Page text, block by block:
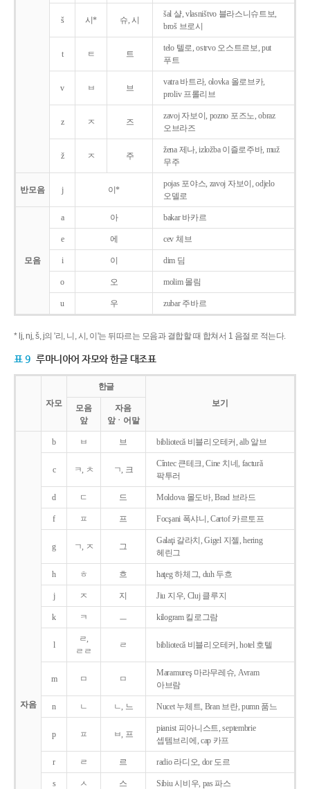
š 시* 슈, 시
šal 샬, vlasništvo 블라스니슈트보,
broš 브로시
t ㅌ 트
telo 텔로, ostrvo 오스트르보, put
푸트
v ㅂ 브
vatra 바트라, olovka 올로브카,
proliv 프롤리브
z ㅈ 즈
zavoj 자보이, pozno 포즈노, obraz
오브라즈
ž ㅈ 주
žena 제나, izložba 이즐로주바, muž
무주
반모음 j 이*
pojas 포야스, zavoj 자보이, odjelo
오델로
모음
a 아 bakar 바카르
e 에 cev 체브
i 이 dim 딤
o 오 molim 몰림
u 우 zubar 주바르
* lj, nj, š, j의 '리, 니, 시, 이'는 뒤따르는 모음과 결합할 때 합쳐서 1 음절로 적는다.
표 9 루마니아어 자모와 한글 대조표
자모
한글
보기
모음
앞
자음
앞ㆍ어말
자음
b ㅂ 브 bibliotecǎ 비블리오테커, alb 알브
c ㅋ, ㅊ ㄱ, 크
Cîntec 큰테크, Cine 치네, facturǎ
팍투러
d ㄷ 드 Moldova 몰도바, Brad 브라드
f ㅍ 프 Focşani 폭샤니, Cartof 카르토프
g ㄱ, ㅈ 그
Galaţi 갈라치, Gigel 지젤, hering
헤린그
h ㅎ 흐 haţeg 하체그, duh 두흐
j ㅈ 지 Jiu 지우, Cluj 클루지
k ㅋ ㅡ kilogram 킬로그람
l
ㄹ,
ㄹㄹ
ㄹ bibliotecǎ 비블리오테커, hotel 호텔
m ㅁ ㅁ
Maramureş 마라무레슈, Avram
아브람
n ㄴ ㄴ, 느 Nucet 누체트, Bran 브란, pumn 품느
p ㅍ ㅂ, 프
pianist 피아니스트, septembrie
셉템브리에, cap 카프
r ㄹ 르 radio 라디오, dor 도르
s ㅅ 스 Sibiu 시비우, pas 파스